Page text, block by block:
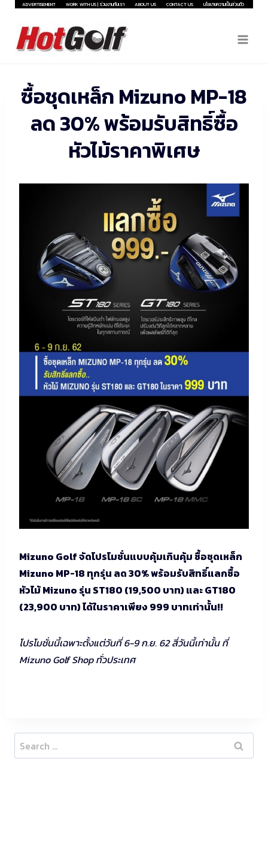
Skip
content
ADVERTISEMENT WORK WITH US | ร่วมงานกับเรา ABOUT US CONTACT US นโยบายความเป็นส่วนตัว
ซื้อชุดเหล็ก Mizuno MP-18
ลด 30% พร้อมรับสิทธิ์ซื้อ
หัวไม้ราคาพิเศษ
Mizuno Golf จัดโปรโมชั่นแบบคุ้มเกินคุ้ม ซื้อชุดเหล็ก
Mizuno MP-18 ทุกรุ่น ลด 30% พร้อมรับสิทธิ์แลกซื้อ
หัวไม้ Mizuno รุ่น ST180 (19,500 บาท) และ GT180
(23,900 บาท) ได้ในราคาเพียง 999 บาทเท่านั้น!!
โปรโมชั่นนี้เฉพาะตั้งแต่วันที่ 6-9 ก.ย. 62 สี่วันนี้เท่านั้น ที่
Mizuno Golf Shop ทั่วประเทศ
Search
for: